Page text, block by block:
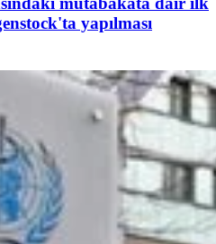
yapılması